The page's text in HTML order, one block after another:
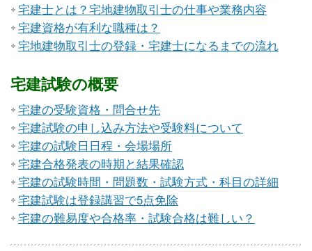
宅建士とは？宅地建物取引士の仕事や業務内容
宅建資格が有利な職種は？
宅地建物取引士の登録・宅建士になるまでの流れ
宅建試験の概要
宅建の受験資格・問合せ先
宅建試験の申し込み方法や受験料について
宅建の試験日日程・会場場所
宅建合格発表の時期と結果確認
宅建の試験時間・問題数・試験方式・科目の詳細
宅建試験は登録講習で5点免除
宅建の難易度や合格率・試験合格は難しい？